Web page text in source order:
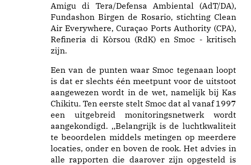
Amigu di Tera/Defensa Ambiental (AdT/DA),
Fundashon Birgen de Rosario, stichting Clean
Air Everywhere, Curaçao Ports Authority (CPA),
Refineria di Kòrsou (RdK) en Smoc - kritisch
zijn.
Een van de punten waar Smoc tegenaan loopt
is dat er slechts één meetpunt voor de uitstoot
aangewezen wordt in de wet, namelijk bij Kas
Chikitu. Ten eerste stelt Smoc dat al vanaf 1997
een uitgebreid monitoringsnetwerk wordt
aangekondigd. ,,Belangrijk is de luchtkwaliteit
te beoordelen middels metingen op meerdere
locaties, onder en boven de rook. Het advies in
alle rapporten die daarover zijn opgesteld is